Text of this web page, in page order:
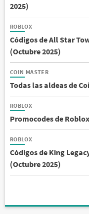
2025)
ROBLOX
Códigos de All Star
(Octubre 2025)
COIN MASTER
Todas las aldeas de
ROBLOX
Promocodes de
ROBLOX
Códigos de King
(Octubre 2025)